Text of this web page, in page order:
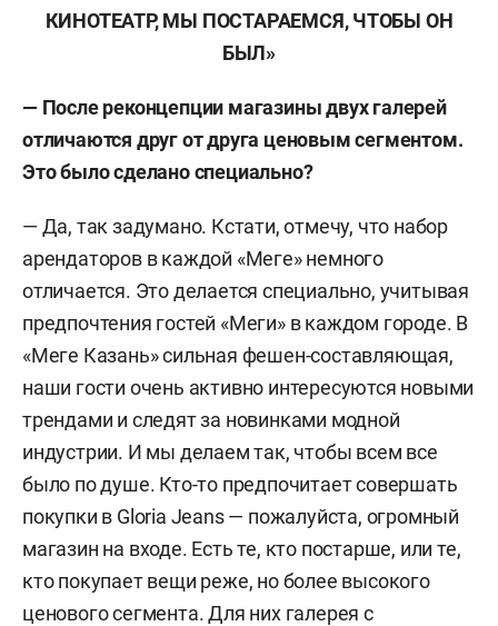
КИНОТЕАТР, МЫ ПОСТАРАЕМСЯ, ЧТОБЫ ОН
БЫЛ»
— После реконцепции магазины двух галерей
отличаются друг от друга ценовым сегментом.
Это было сделано специально?
— Да, так задумано. Кстати, отмечу, что набор
арендаторов в каждой «Меге» немного
отличается. Это делается специально, учитывая
предпочтения гостей «Меги» в каждом городе. В
«Меге Казань» сильная фешен-составляющая,
наши гости очень активно интересуются новыми
трендами и следят за новинками модной
индустрии. И мы делаем так, чтобы всем все
было по душе. Кто-то предпочитает совершать
покупки в Gloria Jeans — пожалуйста, огромный
магазин на входе. Есть те, кто постарше, или те,
кто покупает вещи реже, но более высокого
ценового сегмента. Для них галерея с